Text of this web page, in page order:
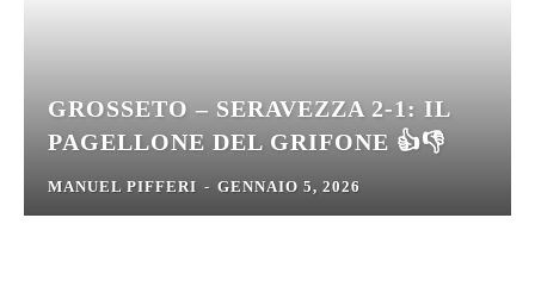
GROSSETO – SERAVEZZA 2-1: IL
PAGELLONE DEL GRIFONE 👍👎
MANUEL PIFFERI - GENNAIO 5, 2026